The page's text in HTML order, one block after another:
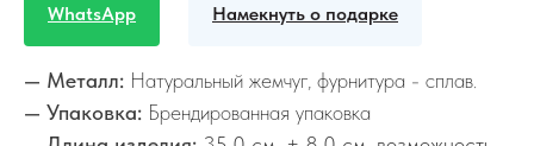
WhatsApp Намекнуть о подарке
— Металл: Натуральный жемчуг, фурнитура - сплав.
— Упаковка: Брендированная упаковка